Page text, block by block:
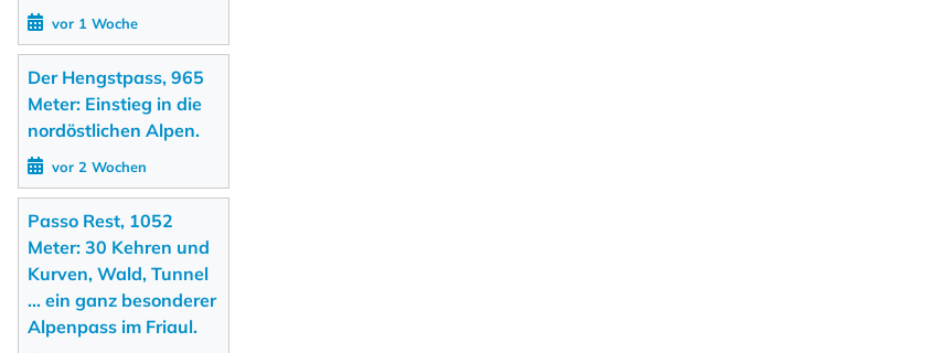
vor 1 Woche
Der Hengstpass, 965
Meter: Einstieg in die
nordöstlichen Alpen.
vor 2 Wochen
Passo Rest, 1052
Meter: 30 Kehren und
Kurven, Wald, Tunnel
... ein ganz besonderer
Alpenpass im Friaul.